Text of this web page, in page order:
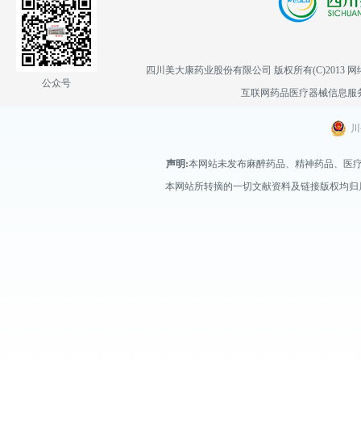
四川美大康药业股份有限公司 版权所有(C)2013 网
互联网药品医疗器械信息服
声明:本网站未发布麻醉药品、精神药品、医
本网站所转摘的一切文献资料及链接版权均归
公众号